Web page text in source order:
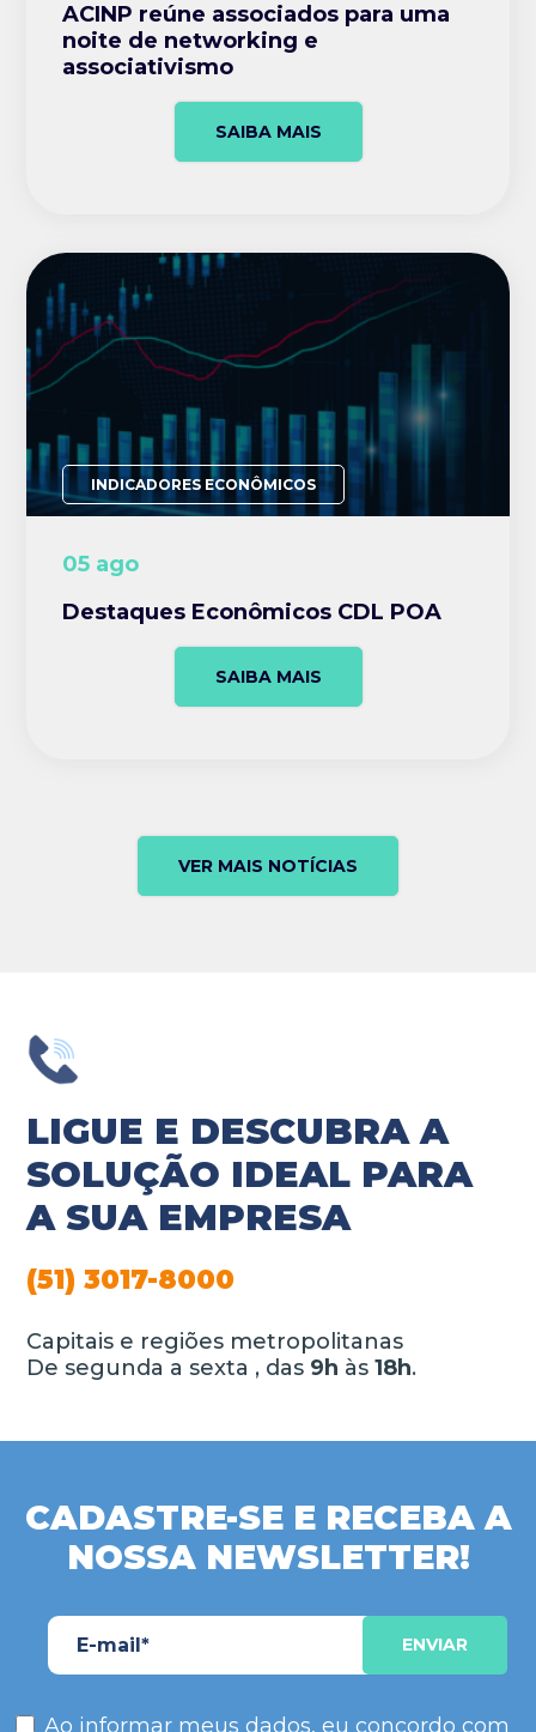
ACINP reúne associados para uma
noite de networking e
associativismo
SAIBA MAIS
INDICADORES ECONÔMICOS
05 ago
Destaques Econômicos CDL POA
SAIBA MAIS
VER MAIS NOTÍCIAS
LIGUE E DESCUBRA A
SOLUÇÃO IDEAL PARA
A SUA EMPRESA
(51) 3017-8000
Capitais e regiões metropolitanas
De segunda a sexta , das 9h às18h.
CADASTRE-SE E RECEBA A
NOSSA NEWSLETTER!
Ao informar meus dados, eu concordo com